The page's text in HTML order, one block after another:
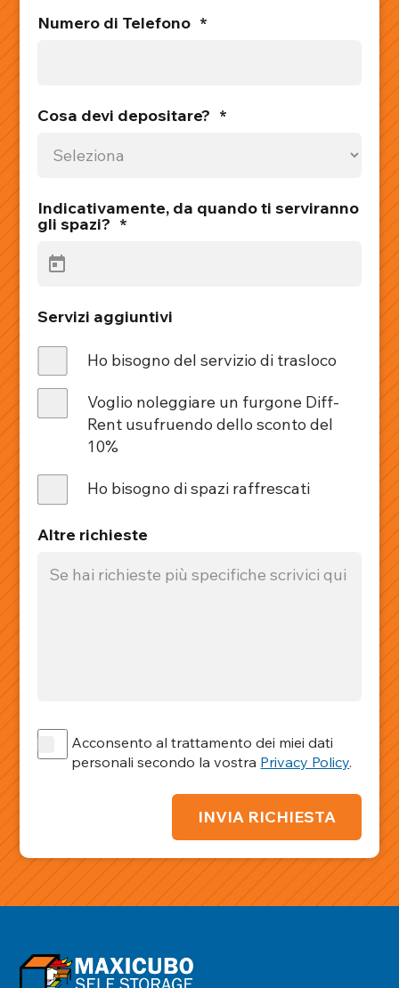
Numero di Telefono *
Cosa devi depositare? *
Indicativamente, da quando ti serviranno
gli spazi? *
Servizi aggiuntivi
Ho bisogno del servizio di trasloco
Voglio noleggiare un furgone Diff-
Rent usufruendo dello sconto del
10%
Ho bisogno di spazi raffrescati
Altre richieste
Acconsento al trattamento dei miei dati
personali secondo la vostra Privacy Policy.
INVIA RICHIESTA